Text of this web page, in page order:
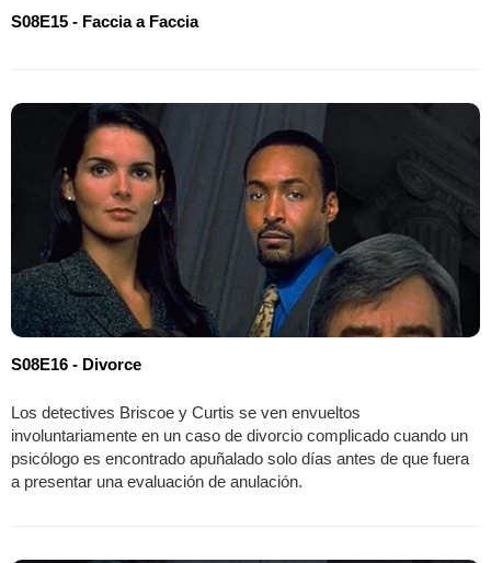
S08E15 - Faccia a Faccia
S08E16 - Divorce
Los detectives Briscoe y Curtis se ven envueltos
involuntariamente en un caso de divorcio complicado cuando un
psicólogo es encontrado apuñalado solo días antes de que fuera
a presentar una evaluación de anulación.